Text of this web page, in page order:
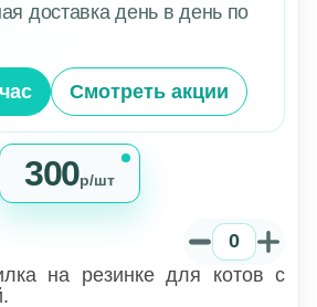
доставка день в день по
Смотреть акции
300р/шт
на резинке для котов с